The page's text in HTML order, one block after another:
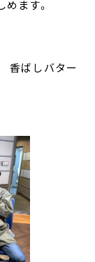
ます。
香ばしバター